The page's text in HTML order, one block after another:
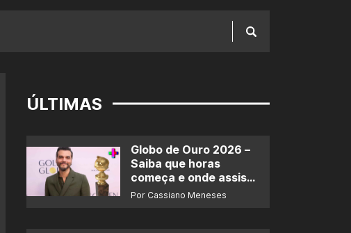
ÚLTIMAS
Globo de Ouro 2026 –
Saiba que horas
começa e onde assistir
ao prêmio
Por Cassiano Meneses